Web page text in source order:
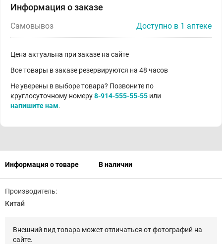
Информация о заказе
Самовывоз Доступно в 1 аптеке
Цена актуальна при заказе на сайте
Все товары в заказе резервируются на 48 часов
Не уверены в выборе товара? Позвоните по
круглосуточному номеру8-914-555-55-55 или
напишите нам.
Информация о товаре В наличии
Производитель:
Китай
Внешний вид товара может отличаться от фотографий на
сайте.